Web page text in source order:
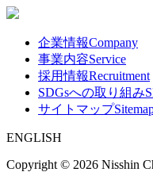
企業情報Company
事業内容Service
採用情報Recruitment
SDGsへの取り組み
サイトマップ
ENGLISH
Copyright © 2026 Nisshin